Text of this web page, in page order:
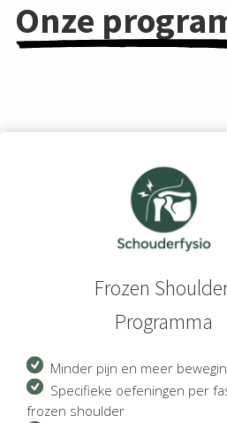
Onze
Frozen
Programma
Minder pijn en meer
Specifieke oefeningen per
frozen shoulder